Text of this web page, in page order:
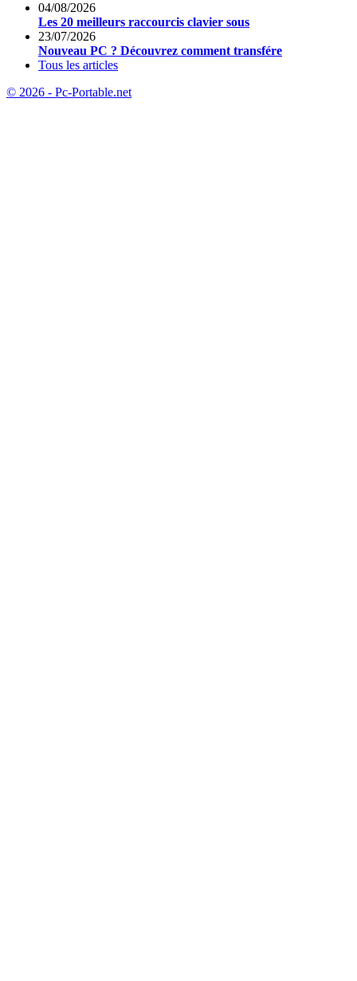
04/08/2026
Les 20 meilleurs raccourcis clavier sous
23/07/2026
Nouveau PC ? Découvrez comment transfére
Tous les articles
© 2026 - Pc-Portable.net